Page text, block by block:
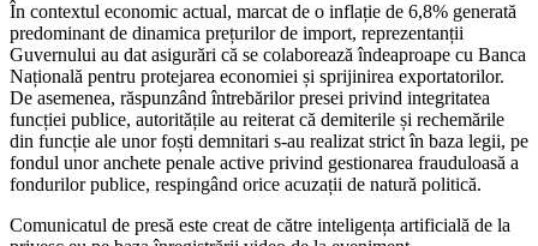
În contextul economic actual, marcat de o inflație de 6,8% generată
predominant de dinamica prețurilor de import, reprezentanții
Guvernului au dat asigurări că se colaborează îndeaproape cu Banca
Națională pentru protejarea economiei și sprijinirea exportatorilor.
De asemenea, răspunzând întrebărilor presei privind integritatea
funcției publice, autoritățile au reiterat că demiterile și rechemările
din funcție ale unor foști demnitari s-au realizat strict în baza legii, pe
fondul unor anchete penale active privind gestionarea frauduloasă a
fondurilor publice, respingând orice acuzații de natură politică.
Comunicatul de presă este creat de către inteligența artificială de la